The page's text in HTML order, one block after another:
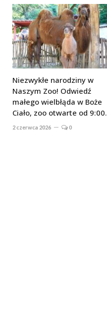
Niezwykłe narodziny w
Naszym Zoo! Odwiedź
małego wielbłąda w Boże
Ciało, zoo otwarte od 9:00.
2 czerwca 2026 0